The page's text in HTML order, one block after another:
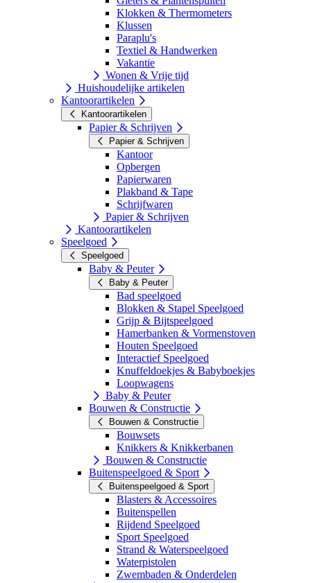
Klokken & Thermometers
Klussen
Paraplu's
Textiel & Handwerken
Vakantie
Wonen & Vrije tijd
Huishoudelijke artikelen
Kantoorartikelen
Kantoorartikelen
Papier & Schrijven
Papier & Schrijven
Kantoor
Opbergen
Papierwaren
Plakband & Tape
Schrijfwaren
Papier & Schrijven
Kantoorartikelen
Speelgoed
Speelgoed
Baby & Peuter
Baby & Peuter
Bad speelgoed
Blokken & Stapel Speelgoed
Grijp & Bijtspeelgoed
Hamerbanken & Vormenstoven
Houten Speelgoed
Interactief Speelgoed
Knuffeldoekjes & Babyboekjes
Loopwagens
Baby & Peuter
Bouwen & Constructie
Bouwen & Constructie
Bouwsets
Knikkers & Knikkerbanen
Bouwen & Constructie
Buitenspeelgoed & Sport
Buitenspeelgoed & Sport
Blasters & Accessoires
Buitenspellen
Rijdend Speelgoed
Sport Speelgoed
Strand & Waterspeelgoed
Waterpistolen
Zwembaden & Onderdelen